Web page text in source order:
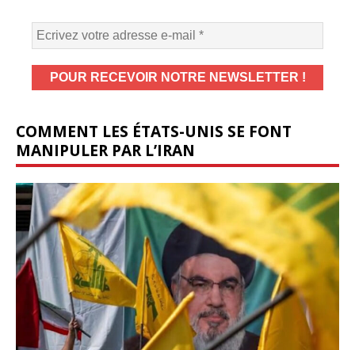
COMMENT LES ÉTATS-UNIS SE FONT
MANIPULER PAR L’IRAN